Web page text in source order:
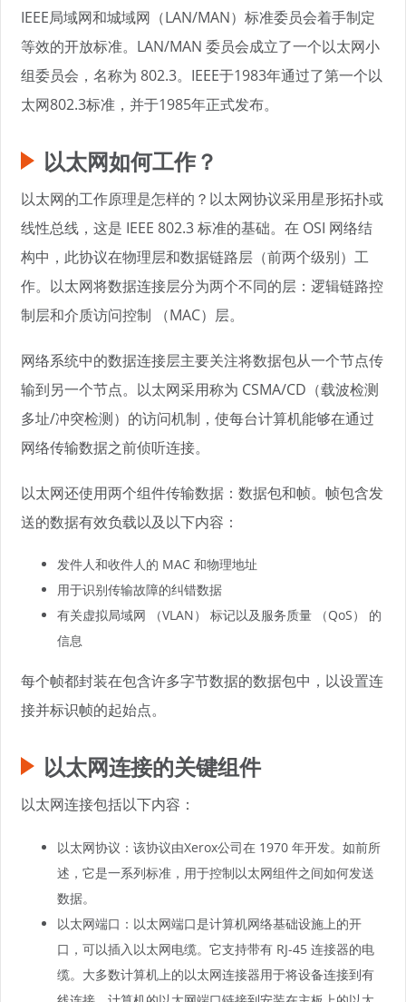
IEEE局域网和城域网（LAN/MAN）标准委员会着手制定
等效的开放标准。LAN/MAN 委员会成立了一个以太网小
组委员会，名称为 802.3。IEEE于1983年通过了第一个以
太网802.3标准，并于1985年正式发布。
以太网如何工作？
以太网的工作原理是怎样的？以太网协议采用星形拓扑或
线性总线，这是 IEEE 802.3 标准的基础。在 OSI 网络结
构中，此协议在物理层和数据链路层（前两个级别）工
作。以太网将数据连接层分为两个不同的层：逻辑链路控
制层和介质访问控制 （MAC）层。
网络系统中的数据连接层主要关注将数据包从一个节点传
输到另一个节点。以太网采用称为 CSMA/CD（载波检测
多址/冲突检测）的访问机制，使每台计算机能够在通过
网络传输数据之前侦听连接。
以太网还使用两个组件传输数据：数据包和帧。帧包含发
送的数据有效负载以及以下内容：
发件人和收件人的 MAC 和物理地址
用于识别传输故障的纠错数据
有关虚拟局域网 （VLAN） 标记以及服务质量 （QoS） 的
信息
每个帧都封装在包含许多字节数据的数据包中，以设置连
接并标识帧的起始点。
以太网连接的关键组件
以太网连接包括以下内容：
以太网协议：该协议由Xerox公司在 1970 年开发。如前所
述，它是一系列标准，用于控制以太网组件之间如何发送
数据。
以太网端口：以太网端口是计算机网络基础设施上的开
口，可以插入以太网电缆。它支持带有 RJ-45 连接器的电
缆。大多数计算机上的以太网连接器用于将设备连接到有